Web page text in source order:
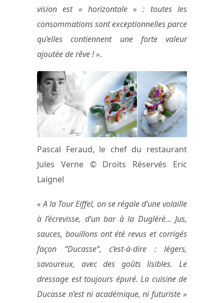
vision est « horizontale » : toutes les
consommations sont exceptionnelles parce
qu’elles contiennent une forte valeur
ajoutée de rêve ! ».
Pascal Feraud, le chef du restaurant
Jules Verne © Droits Réservés Eric
Laignel
« A la Tour Eiffel, on se régale d’une volaille
à l’écrevisse, d’un bar à la Dugléré… Jus,
sauces, bouillons ont été revus et corrigés
façon “Ducasse“, c’est-à-dire : légers,
savoureux, avec des goûts lisibles. Le
dressage est toujours épuré. La cuisine de
Ducasse n’est ni académique, ni futuriste »